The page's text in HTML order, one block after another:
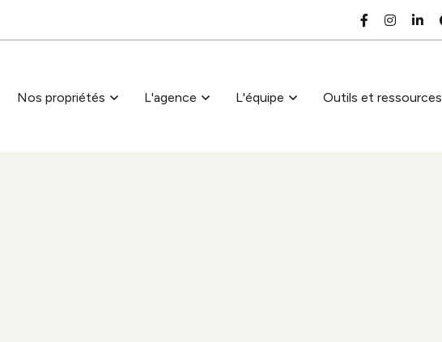
Nos propriétés L'agence L'équipe Outils et ressources